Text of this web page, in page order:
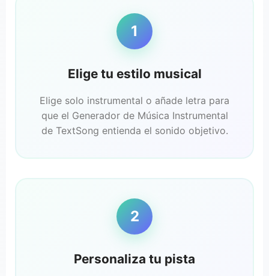
1
Elige tu estilo musical
Elige solo instrumental o añade letra para
que el Generador de Música Instrumental
de TextSong entienda el sonido objetivo.
2
Personaliza tu pista